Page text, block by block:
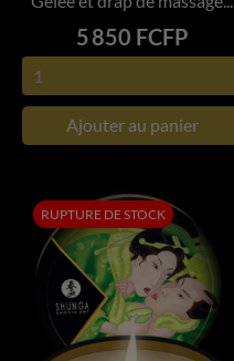
Prix
5 850 FCFP
Ajouter au panier
RUPTURE DE STOCK